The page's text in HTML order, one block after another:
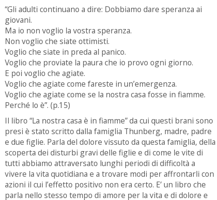
“Gli adulti continuano a dire: Dobbiamo dare speranza ai
giovani.
Ma io non voglio la vostra speranza.
Non voglio che siate ottimisti.
Voglio che siate in preda al panico.
Voglio che proviate la paura che io provo ogni giorno.
E poi voglio che agiate.
Voglio che agiate come fareste in un’emergenza.
Voglio che agiate come se la nostra casa fosse in fiamme.
Perché lo è”. (p.15)
Il libro “La nostra casa è in fiamme” da cui questi brani sono
presi è stato scritto dalla famiglia Thunberg, madre, padre
e due figlie. Parla del dolore vissuto da questa famiglia, della
scoperta dei disturbi gravi delle figlie e di come le vite di
tutti abbiamo attraversato lunghi periodi di difficoltà a
vivere la vita quotidiana e a trovare modi per affrontarli con
azioni il cui l’effetto positivo non era certo. E’ un libro che
parla nello stesso tempo di amore per la vita e di dolore e